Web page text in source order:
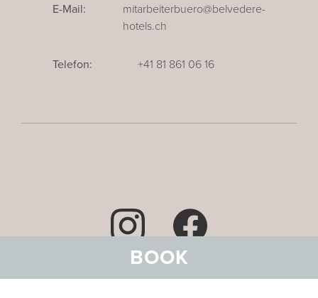
BOOK
E-Mail:
mitarbeiterbuero@belvedere-
hotels.ch
Telefon: +41 81 861 06 16